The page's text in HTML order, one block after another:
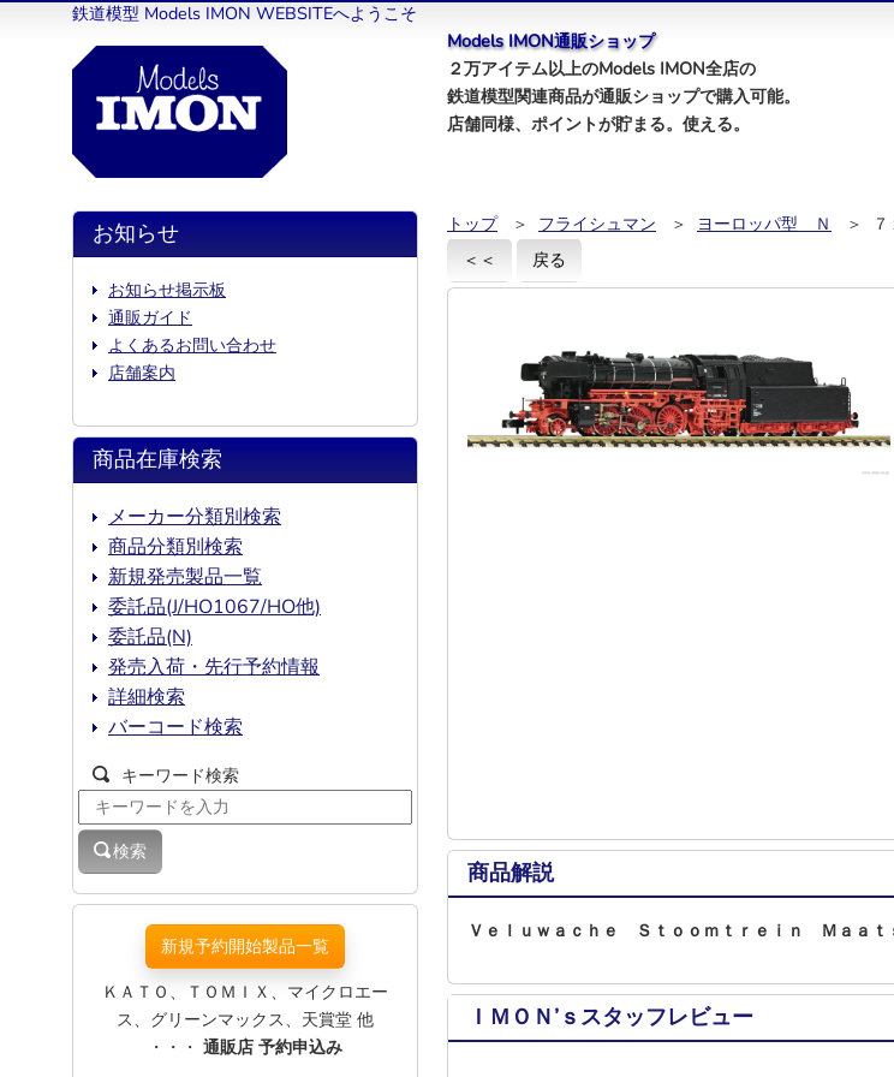
鉄道模型 Models IMON WEBSITEへようこそ
Models IMON通販ショップ
２万アイテム以上のModels IMON全店の
鉄道模型関連商品が通販ショップで購入可能。
店舗同様、ポイントが貯まる。使える。
トップ ＞ フライシュマン ＞ ヨーロッパ型 Ｎ
＞
＜＜
戻る
商品解説
Ｖｅｌｕｗａｃｈｅ Ｓｔｏｏｍｔｒｅｉｎ Ｍａａｔ
ＩＭＯＮ’ｓスタッフレビュー
お知らせ
お知らせ掲示板
通販ガイド
よくあるお問い合わせ
店舗案内
商品在庫検索
メーカー分類別検索
商品分類別検索
新規発売製品一覧
委託品(J/HO1067/HO他)
委託品(N)
発売入荷・先行予約情報
詳細検索
バーコード検索
キーワード検索
検索
新規予約開始製品一覧
ＫＡＴＯ、ＴＯＭＩＸ、マイクロエー
ス、グリーンマックス、天賞堂 他
・・・ 通販店 予約申込み